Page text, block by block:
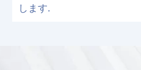
します.